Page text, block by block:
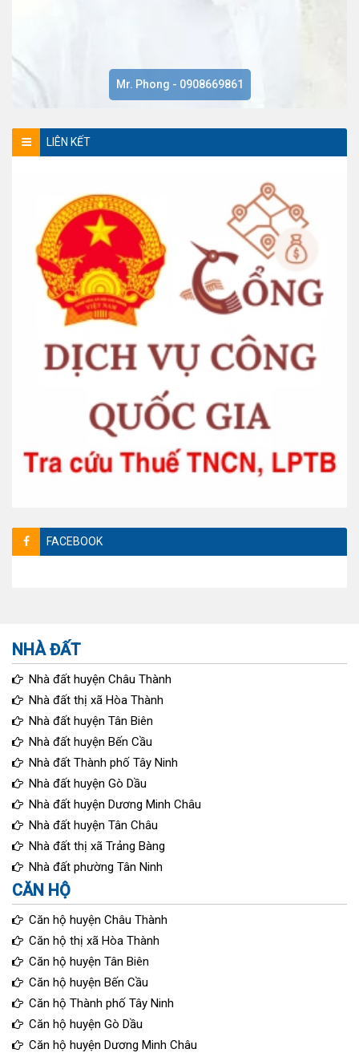
Mr. Phong - 0908669861
LIÊN KẾT
FACEBOOK
NHÀ ĐẤT
Nhà đất huyện Châu Thành
Nhà đất thị xã Hòa Thành
Nhà đất huyện Tân Biên
Nhà đất huyện Bến Cầu
Nhà đất Thành phố Tây Ninh
Nhà đất huyện Gò Dầu
Nhà đất huyện Dương Minh Châu
Nhà đất huyện Tân Châu
Nhà đất thị xã Trảng Bàng
Nhà đất phường Tân Ninh
CĂN HỘ
Căn hộ huyện Châu Thành
Căn hộ thị xã Hòa Thành
Căn hộ huyện Tân Biên
Căn hộ huyện Bến Cầu
Căn hộ Thành phố Tây Ninh
Căn hộ huyện Gò Dầu
Căn hộ huyện Dương Minh Châu